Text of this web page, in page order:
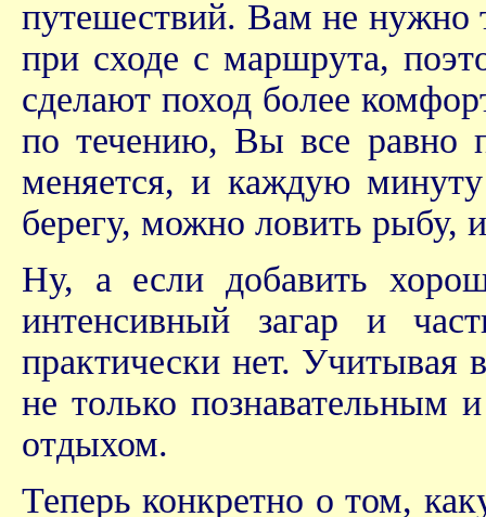
путешествий. Вам не нужно
при сходе с маршрута,
сделают поход более
по течению, Вы все равно
меняется, и каждую
берегу, можно ловить рыбу,
Ну, а если добавить
интенсивный загар и
практически нет. Учитывая
не только
отдыхом.
Теперь конкретно о том,